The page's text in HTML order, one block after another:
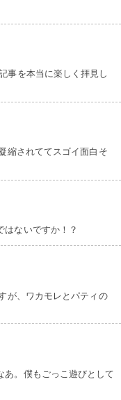
事を本当に楽しく拝見し
縮されててスゴイ面白そ
はないですか！？
が、ワカモレとパティの
あ。僕もごっこ遊びとして